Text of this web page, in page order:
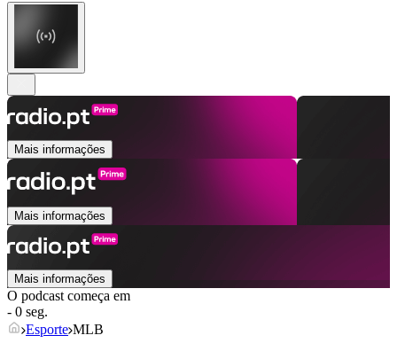
Mais informações
Mais informações
Mais informações
O podcast começa em
- 0 seg.
Esporte MLB